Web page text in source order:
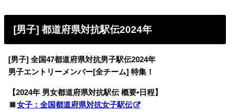
[男子] 都道府県対抗駅伝2024年
[男子] 全国47都道府県対抗男子駅伝2024年
男子エントリーメンバー[全チーム] 特集！
【2024年 男女都道府県対抗駅伝 概要•日程】
女子：全国都道府県対抗女子駅伝